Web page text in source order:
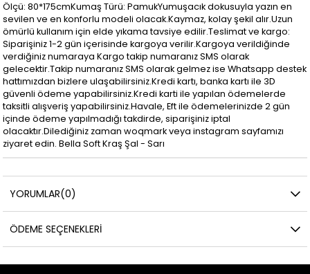
Ölçü: 80*175cmKumaş Türü: PamukYumuşacık dokusuyla yazın en
sevilen ve en konforlu modeli olacak.Kaymaz, kolay şekil alır.Uzun
ömürlü kullanım için elde yıkama tavsiye edilir.Teslimat ve kargo:
Siparişiniz 1-2 gün içerisinde kargoya verilir.Kargoya verildiğinde
verdiğiniz numaraya Kargo takip numaranız SMS olarak
gelecektir.Takip numaranız SMS olarak gelmez ise Whatsapp destek
hattımızdan bizlere ulaşabilirsiniz.Kredi kartı, banka kartı ile 3D
güvenli ödeme yapabilirsiniz.Kredi karti ile yapılan ödemelerde
taksitli alışveriş yapabilirsiniz.Havale, Eft ile ödemelerinizde 2 gün
içinde ödeme yapılmadığı takdirde, siparişiniz iptal
olacaktır.Dilediğiniz zaman woqmark veya instagram sayfamızı
ziyaret edin. Bella Soft Kraş Şal - Sarı
YORUMLAR(0)
ÖDEME SEÇENEKLERI